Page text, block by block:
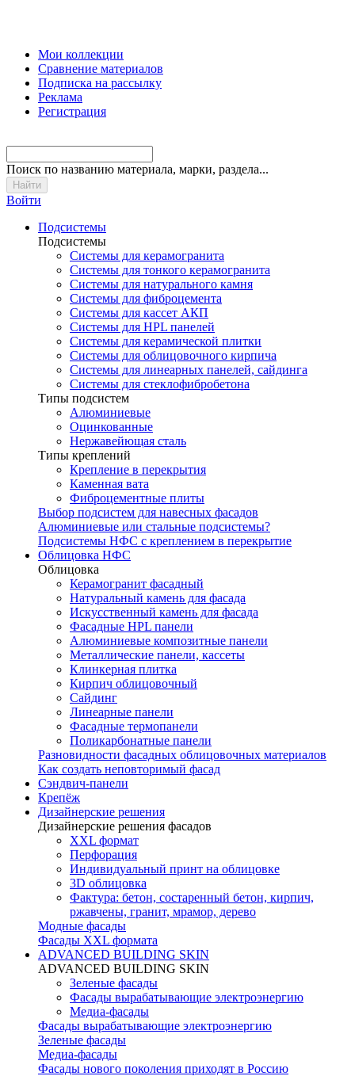
Мои коллекции
Сравнение материалов
Подписка на рассылку
Реклама
Регистрация
Поиск по названию материала, марки, раздела...
Войти
Подсистемы
Подсистемы
Системы для керамогранита
Системы для тонкого керамогранита
Системы для натурального камня
Системы для фиброцемента
Системы для кассет АКП
Системы для HPL панелей
Системы для керамической плитки
Системы для облицовочного кирпича
Системы для линеарных панелей, сайдинга
Системы для стеклофибробетона
Типы подсистем
Алюминиевые
Оцинкованные
Нержавейющая сталь
Типы креплений
Крепление в перекрытия
Каменная вата
Фиброцементные плиты
Выбор подсистем для навесных фасадов
Алюминиевые или стальные подсистемы?
Подсистемы НФС с креплением в перекрытие
Облицовка НФС
Облицовка
Керамогранит фасадный
Натуральный камень для фасада
Искусственный камень для фасада
Фасадные HPL панели
Алюминиевые композитные панели
Металлические панели, кассеты
Клинкерная плитка
Кирпич облицовочный
Сайдинг
Линеарные панели
Фасадные термопанели
Поликарбонатные панели
Разновидности фасадных облицовочных материалов
Как создать неповторимый фасад
Сэндвич-панели
Крепёж
Дизайнерские решения
Дизайнерские решения фасадов
XXL формат
Перфорация
Индивидуальный принт на облицовке
3D облицовка
Фактура: бетон, состаренный бетон, кирпич,
ржавчены, гранит, мрамор, дерево
Модные фасады
Фасады XXL формата
ADVANCED BUILDING SKIN
ADVANCED BUILDING SKIN
Зеленые фасады
Фасады вырабатывающие электроэнергию
Медиа-фасады
Фасады вырабатывающие электроэнергию
Зеленые фасады
Медиа-фасады
Фасады нового поколения приходят в Россию